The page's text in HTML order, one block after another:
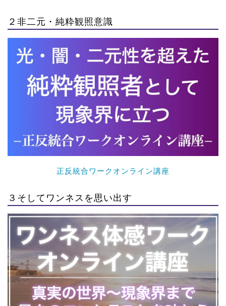
２非二元・純粋観照意識
正反統合ワークオンライン講座
３そしてワンネスを思い出す